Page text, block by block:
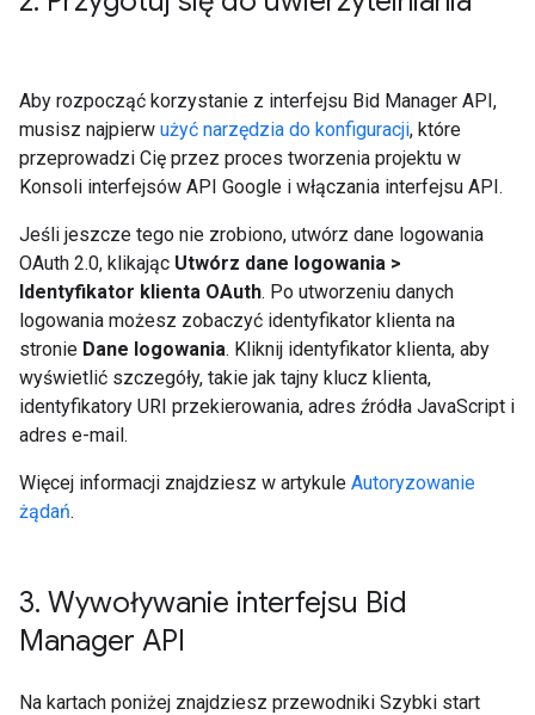
Aby rozpocząć korzystanie z interfejsu Bid Manager API,
musisz najpierw użyć narzędzia do konfiguracji, które
przeprowadzi Cię przez proces tworzenia projektu w
Konsoli interfejsów API Google i włączania interfejsu API.
Jeśli jeszcze tego nie zrobiono, utwórz dane logowania
OAuth 2.0, klikając Utwórz dane logowania >
Identyfikator klienta OAuth. Po utworzeniu danych
logowania możesz zobaczyć identyfikator klienta na
stronie Dane logowania. Kliknij identyfikator klienta, aby
wyświetlić szczegóły, takie jak tajny klucz klienta,
identyfikatory URI przekierowania, adres źródła JavaScript i
adres e-mail.
Więcej informacji znajdziesz w artykule Autoryzowanie
żądań.
3. Wywoływanie interfejsu Bid
Manager API
Na kartach poniżej znajdziesz przewodniki Szybki start